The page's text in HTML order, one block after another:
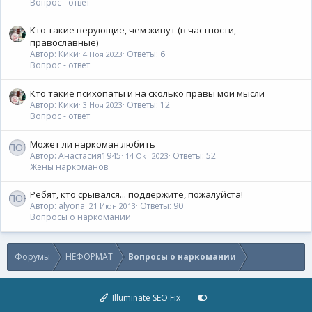
Кто такие верующие, чем живут (в частности,
православные)
Автор: Кики 4 Ноя 2023 Ответы: 6
Вопрос - ответ
Кто такие психопаты и на сколько правы мои мысли
Автор: Кики 3 Ноя 2023 Ответы: 12
Вопрос - ответ
Может ли наркоман любить
Автор: Анастасия1945 14 Окт 2023 Ответы: 52
Жены наркоманов
Ребят, кто срывался... поддержите, пожалуйста!
Автор: alyona 21 Июн 2013 Ответы: 90
Вопросы о наркомании
Форумы НЕФОРМАТ Вопросы о наркомании
Illuminate SEO Fix